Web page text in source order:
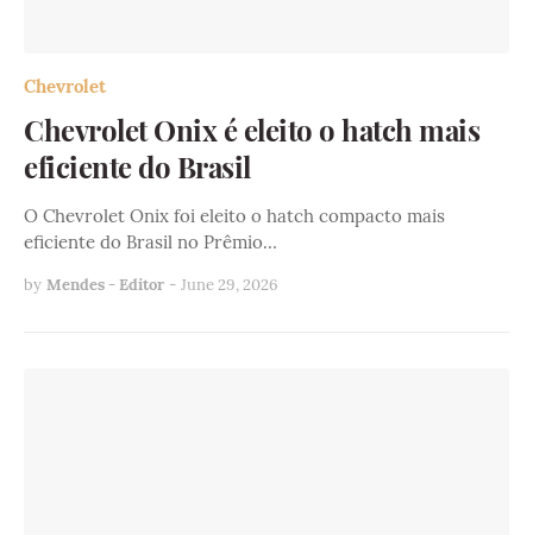
Chevrolet
Chevrolet Onix é eleito o hatch mais
eficiente do Brasil
O Chevrolet Onix foi eleito o hatch compacto mais
eficiente do Brasil no Prêmio…
by Mendes - Editor - June 29, 2026